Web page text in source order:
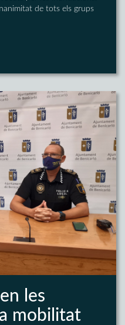
de tots els grups
les
mobilitat